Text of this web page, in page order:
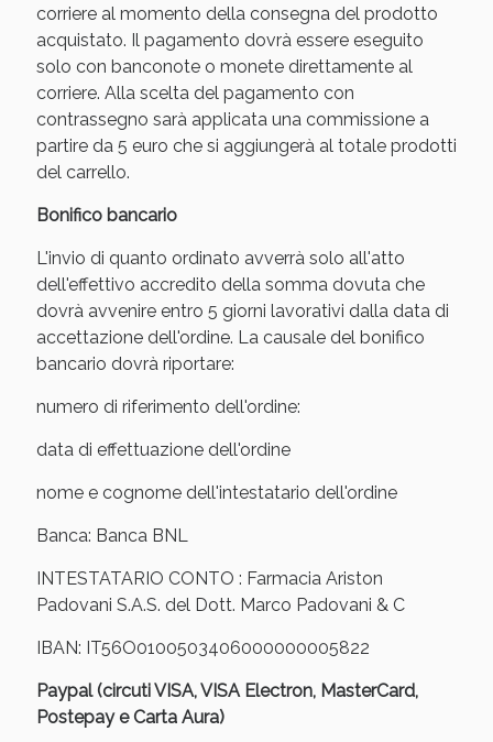
corriere al momento della consegna del prodotto
acquistato. Il pagamento dovrà essere eseguito
solo con banconote o monete direttamente al
corriere. Alla scelta del pagamento con
contrassegno sarà applicata una commissione a
partire da 5 euro che si aggiungerà al totale prodotti
del carrello.
Bonifico bancario
L'invio di quanto ordinato avverrà solo all'atto
dell'effettivo accredito della somma dovuta che
dovrà avvenire entro 5 giorni lavorativi dalla data di
accettazione dell'ordine. La causale del bonifico
bancario dovrà riportare:
numero di riferimento dell'ordine:
data di effettuazione dell'ordine
nome e cognome dell'intestatario dell'ordine
Banca: Banca BNL
INTESTATARIO CONTO : Farmacia Ariston
Padovani S.A.S. del Dott. Marco Padovani & C
IBAN: IT56O0100503406000000005822
Paypal (circuti VISA, VISA Electron, MasterCard,
Postepay e Carta Aura)
Vie Urinarie e Prostata: Sconti fino al 45% oggi!
Benessere Intestinale: Sconto fino al 55% valido
oggi!